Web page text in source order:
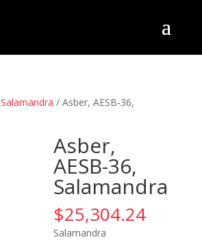
Salamandra / Asber, AESB-36,
Asber,
AESB-36,
Salamandra
$25,304.24
Salamandra